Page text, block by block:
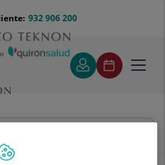
932 906 200
Tubau Prims